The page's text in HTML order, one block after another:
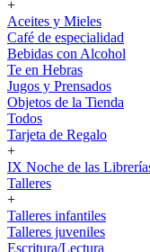
+
Aceites y Mieles
Café de especialidad
Bebidas con Alcohol
Te en Hebras
Jugos y Prensados
Objetos de la Tienda
Todos
Tarjeta de Regalo
+
IX Noche de las
Talleres
+
Talleres infantiles
Talleres juveniles
Escritura/Lectura